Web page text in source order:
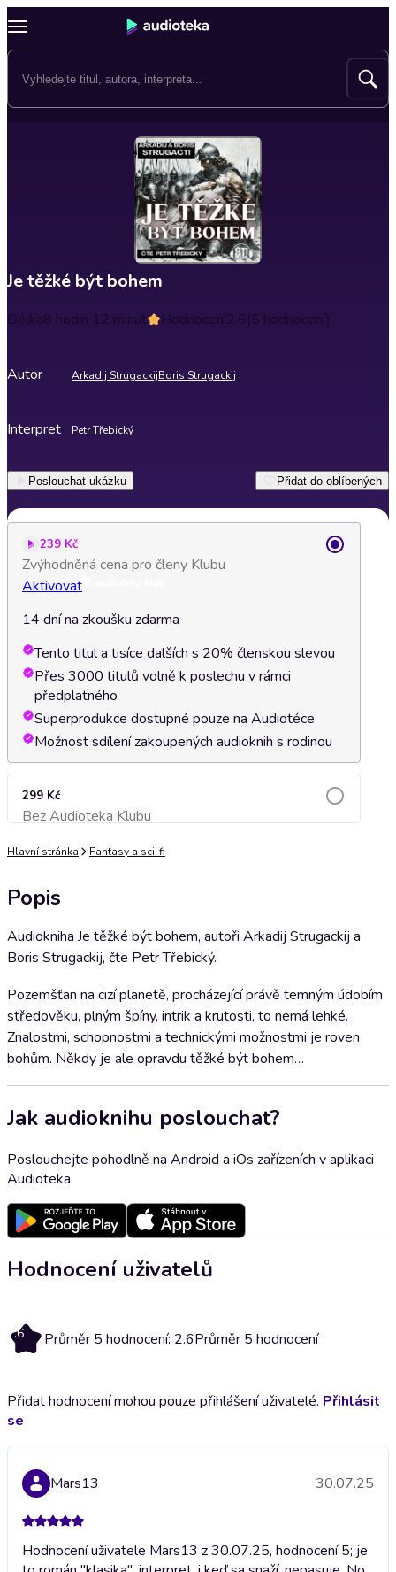
Je těžké být bohem
Délka8 hodin 12 minut Hodnocení2.6(5 hodnocení)
Autor Arkadij StrugackijBoris Strugackij
Interpret Petr Třebický
Poslouchat ukázku Přidat do oblíbených
239 Kč
Zvýhodněná cena pro členy Klubu
Aktivovat
14 dní na zkoušku zdarma
Tento titul a tisíce dalších s 20% členskou slevou
Přes 3000 titulů volně k poslechu v rámci
předplatného
Superprodukce dostupné pouze na Audiotéce
Možnost sdílení zakoupených audioknih s rodinou
299 Kč
Bez Audioteka KlubuPřidat do košíku
Hlavní stránka Fantasy a sci-fi
Popis
Audiokniha Je těžké být bohem, autoři Arkadij Strugackij a
Boris Strugackij, čte Petr Třebický.
Pozemšťan na cizí planetě, procházející právě temným údobím
středověku, plným špíny, intrik a krutosti, to nemá lehké.
Znalostmi, schopnostmi a technickými možnostmi je roven
bohům. Někdy je ale opravdu těžké být bohem…
Jak audioknihu poslouchat?
Poslouchejte pohodlně na Android a iOs zařízeních v aplikaci
Audioteka
Hodnocení uživatelů
2.6 Průměr 5 hodnocení: 2.6Průměr 5 hodnocení
Přidat hodnocení mohou pouze přihlášení uživatelé. Přihlásit
se
Mars13 30.07.25
Hodnocení uživatele Mars13 z 30.07.25, hodnocení 5; je